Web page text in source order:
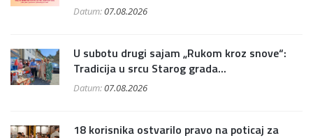
Datum:07.08.2026
U subotu drugi sajam „Rukom kroz snove“:
Tradicija u srcu Starog grada...
Datum:07.08.2026
18 korisnika ostvarilo pravo na poticaj za